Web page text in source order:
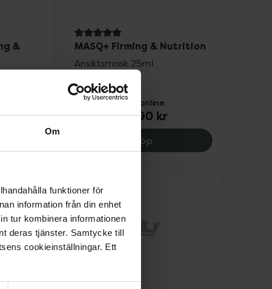
Om
funktioner för
information från din enhet
tur kombinera informationen
deras tjänster. Samtycke till
cookieinställningar. Ett
&
MASQ+ Rejuvenating & Moisture, 34.9 kr.
5 av 5 i omdöme
MASQ+ Firming & Nutrition
Ansiktsmask 25ml
Pris online
45,90 kr
KöpMASQ+ Firming &